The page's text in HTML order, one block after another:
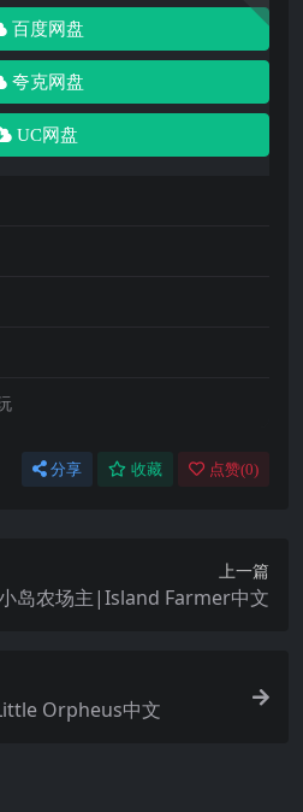
百度网盘
夸克网盘
UC网盘
分享 收藏 点赞(0)
上一篇
岛农场主|Island Farmer中文
Orpheus中文